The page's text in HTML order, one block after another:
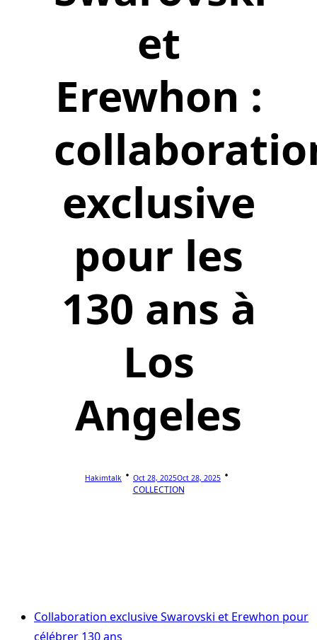
et
Erewhon :
exclusive
pour les
130 ans à
Los
Angeles
Hakimtalk Oct 28, 2025Oct 28, 2025
COLLECTION
Collaboration exclusive Swarovski et Erewhon pour
célébrer 130 ans